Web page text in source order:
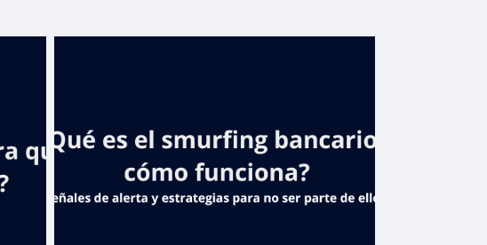
libro de poemas
del pintor